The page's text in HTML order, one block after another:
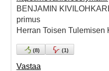
BENJAMIN
primus
Herran Toisen Tulemisen
(8) (1)
Vastaa